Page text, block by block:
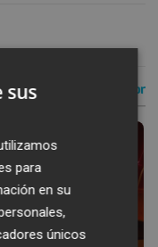
sus
para
en su
únicos